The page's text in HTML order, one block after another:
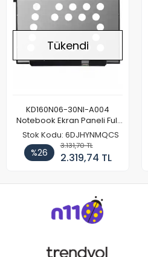
Tükendi
KD160N06-30NI-A004
Notebook Ekran Paneli Full
HD
Stok Kodu: 6DJHYNMQCS
%26
3.131,70 TL
2.319,74 TL